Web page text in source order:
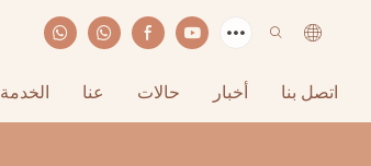
الخدمة عنا حالات أخبار اتصل بنا